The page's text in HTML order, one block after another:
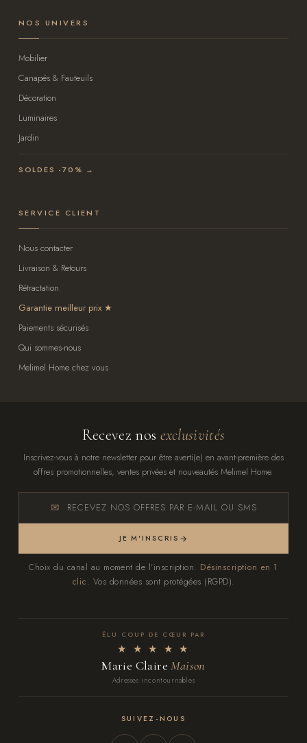
NOS UNIVERS
Mobilier
Canapés & Fauteuils
Décoration
Luminaires
Jardin
SOLDES -70% →
SERVICE CLIENT
Nous contacter
Livraison & Retours
Rétractation
Garantie meilleur prix
Paiements sécurisés
Qui sommes-nous
Melimel Home chez vous
Recevez nos exclusivités
Inscrivez-vous à notre newsletter pour être averti(e) en avant-première des
offres promotionnelles, ventes privées et nouveautés Melimel Home.
RECEVEZ NOS OFFRES PAR E-MAIL OU SMS
JE M'INSCRIS
Choix du canal au moment de l'inscription. Désinscription en 1
clic. Vos données sont protégées (RGPD).
ÉLU COUP DE CŒUR PAR
★ ★ ★ ★ ★
Marie ClaireMaison
Adresses incontournables
SUIVEZ-NOUS